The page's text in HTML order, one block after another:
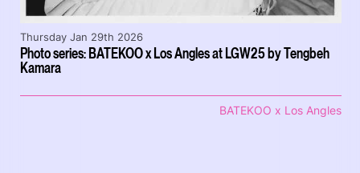
Photo series: BATEKOO x Los Angles at LGW25 by Tengbeh
Kamara
Thursday Jan 29th 2026
BATEKOO x Los Angles